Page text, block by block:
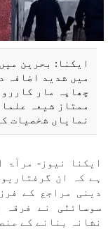
ایکنا: بحرین
میں شدید اضافہ
چھاپہ مار
ممتاز شیعہ
نمایاں شخصیات
ایکنا نیوز- مرآۃ
ہے کہ ان
دینی مراجع کے
سوسائٹی نے
نشانہ بنانے کے